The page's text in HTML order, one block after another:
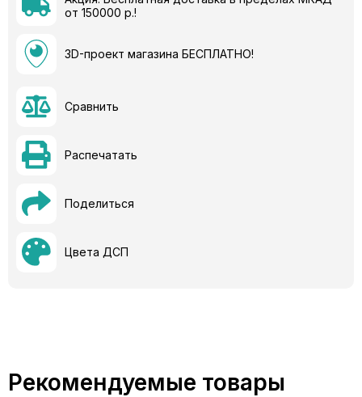
от 150000 р.!
3D-проект магазина БЕСПЛАТНО!
Сравнить
Распечатать
Поделиться
Цвета ДСП
Рекомендуемые товары